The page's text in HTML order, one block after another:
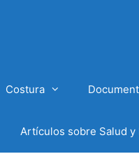
Costura
Artículos sobre Salud y